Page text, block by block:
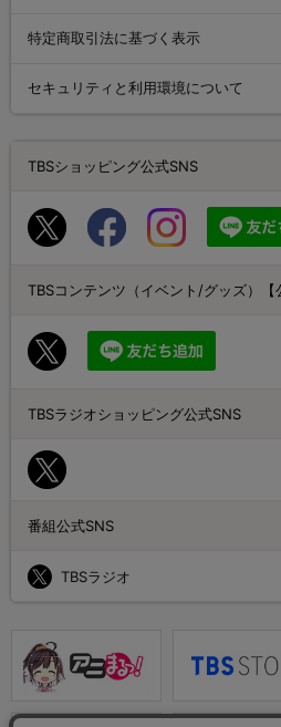
特定商取引法に基づく表示
セキュリティと利用環境について
TBSショッピング公式SNS
TBSコンテンツ（イベント/グッズ）【
TBSラジオショッピング公式SNS
番組公式SNS
TBSラジオ